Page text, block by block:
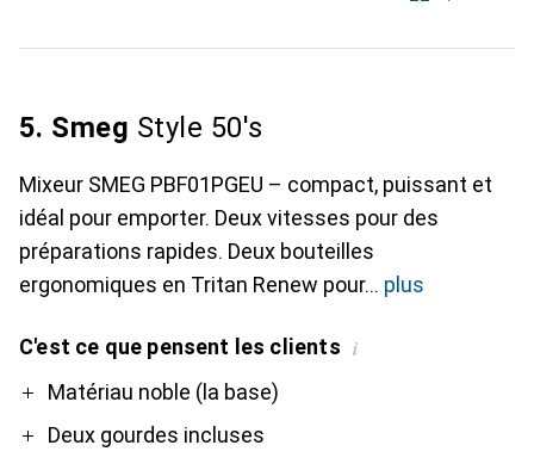
5. Smeg Style 50's
Mixeur SMEG PBF01PGEU – compact, puissant et
idéal pour emporter. Deux vitesses pour des
préparations rapides. Deux bouteilles
ergonomiques en Tritan Renew pour
plus
C'est ce que pensent les clients i
ProMatériau noble (la base)
Deux gourdes incluses
Contre